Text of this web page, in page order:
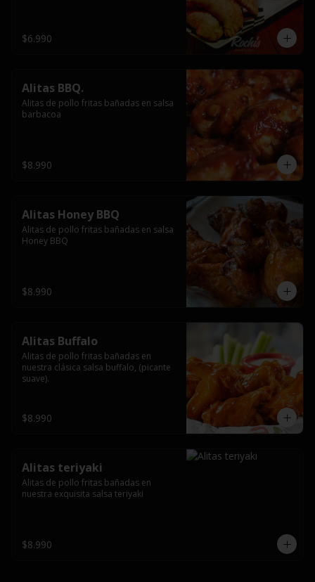
$6.990
Alitas BBQ.
Alitas de pollo fritas bañadas en salsa
barbacoa
$8.990
Alitas Honey BBQ
Alitas de pollo fritas bañadas en salsa
Honey BBQ
$8.990
Alitas Buffalo
Alitas de pollo fritas bañadas en
nuestra clásica salsa buffalo, (picante
suave).
$8.990
Alitas teriyaki
Alitas de pollo fritas bañadas en
nuestra exquisita salsa teriyaki
$8.990